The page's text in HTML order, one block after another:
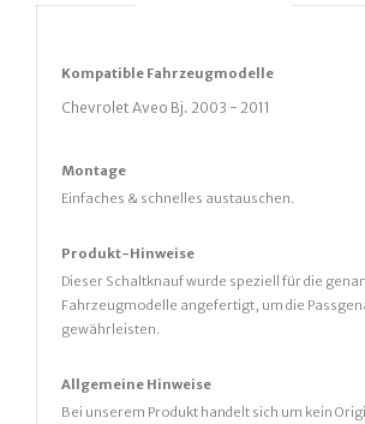
Kompatible Fahrzeugmodelle
Chevrolet Aveo Bj. 2003 - 2011
Montage
Einfaches & schnelles austauschen.
Produkt-Hinweise
Dieser Schaltknauf wurde speziell für die
Fahrzeugmodelle angefertigt, um die
gewährleisten.
Allgemeine Hinweise
Bei unserem Produkt handelt sich um kein